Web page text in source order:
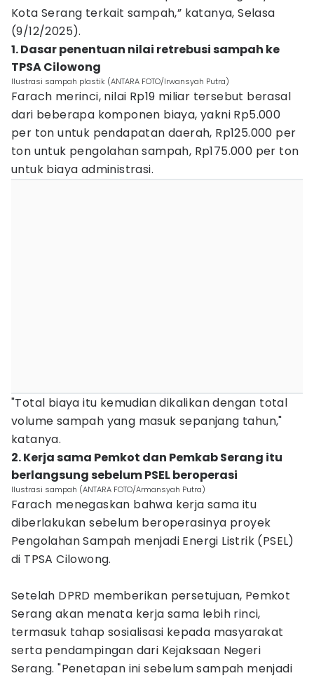
Kota Serang terkait sampah,” katanya, Selasa
(9/12/2025).
1. Dasar penentuan nilai retrebusi sampah ke
TPSA Cilowong
Ilustrasi sampah plastik (ANTARA FOTO/Irwansyah Putra)
Farach merinci, nilai Rp19 miliar tersebut berasal
dari beberapa komponen biaya, yakni Rp5.000
per ton untuk pendapatan daerah, Rp125.000 per
ton untuk pengolahan sampah, Rp175.000 per ton
untuk biaya administrasi.
"Total biaya itu kemudian dikalikan dengan total
volume sampah yang masuk sepanjang tahun,"
katanya.
2. Kerja sama Pemkot dan Pemkab Serang itu
berlangsung sebelum PSEL beroperasi
Ilustrasi sampah (ANTARA FOTO/Armansyah Putra)
Farach menegaskan bahwa kerja sama itu
diberlakukan sebelum beroperasinya proyek
Pengolahan Sampah menjadi Energi Listrik (PSEL)
di TPSA Cilowong.
Setelah DPRD memberikan persetujuan, Pemkot
Serang akan menata kerja sama lebih rinci,
termasuk tahap sosialisasi kepada masyarakat
serta pendampingan dari Kejaksaan Negeri
Serang. "Penetapan ini sebelum sampah menjadi